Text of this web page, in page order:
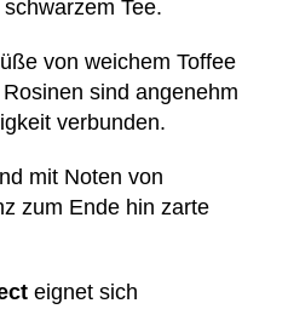
Tee.
von weichem Toffee
sind angenehm
verbunden.
mit Noten von
zum Ende hin zarte
eignet sich